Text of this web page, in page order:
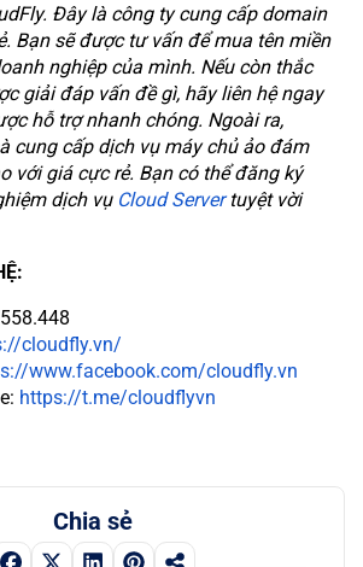
Đây là công ty cung cấp domain
Bạn sẽ được tư vấn để mua tên miền
nghiệp của mình. Nếu còn thắc
giải đáp vấn đề gì, hãy liên hệ ngay
hỗ trợ nhanh chóng. Ngoài ra,
cung cấp dịch vụ máy chủ ảo đám
với giá cực rẻ. Bạn có thể đăng ký
dịch vụ Cloud Servertuyệt vời
cloudfly.vn/
www.facebook.com/cloudfly.vn
https://t.me/cloudflyvn
Chia sẻ